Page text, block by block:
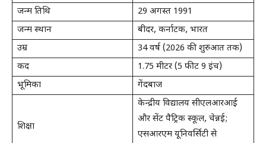
जन्म तिथि
29 अगस्त 1991
जन्म स्थान
बीदर, कर्नाटक, भारत
उम्र
34 वर्ष (2026 की शुरुआत तक)
कद
1.75 मीटर (5 फीट 9 इंच)
भूमिका
गेंदबाज
शिक्षा
केन्द्रीय विद्यालय सीएलआरआई
और सेंट पैट्रिक स्कूल, चेन्नई;
एसआरएम यूनिवर्सिटी से